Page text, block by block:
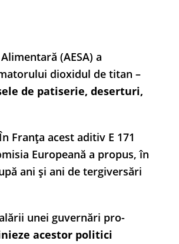
(AESA) a
dioxidul de titan –
de patiserie, deserturi,
Franța acest aditiv E 171
Europeană a propus, în
ani și ani de tergiversări
unei guvernări pro-
acestor politici